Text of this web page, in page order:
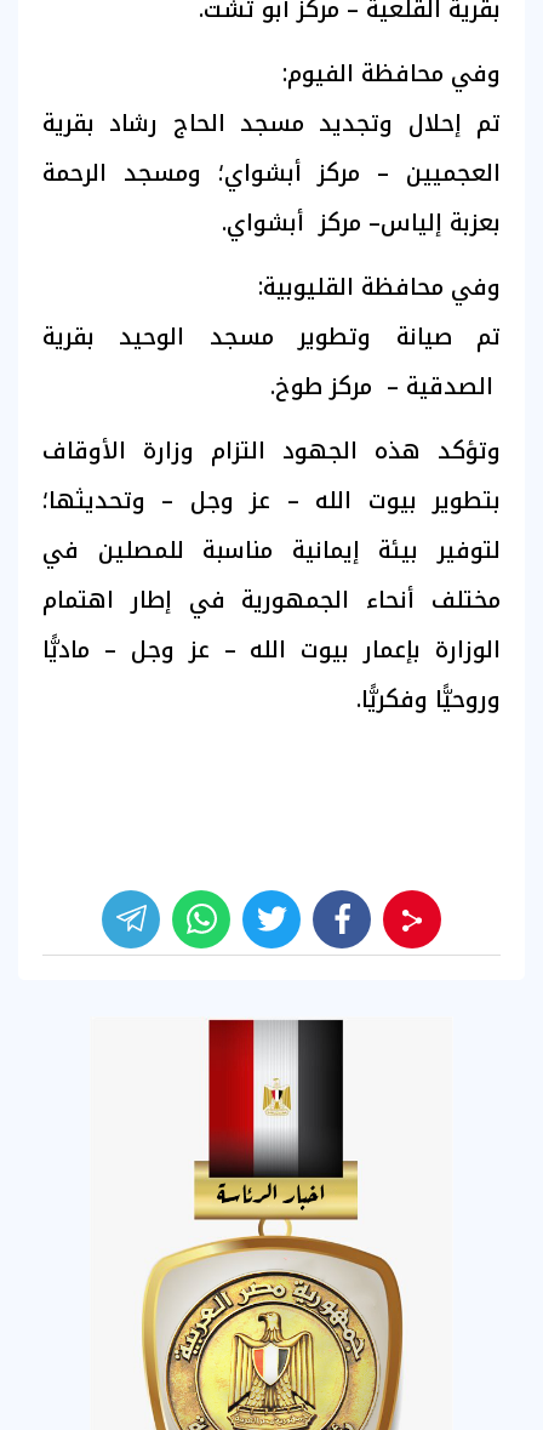
بقرية القلعية – مركز أبو تشت.
وفي محافظة الفيوم:
تم إحلال وتجديد مسجد الحاج رشاد بقرية
العجميين – مركز أبشواي؛ ومسجد الرحمة
بعزبة إلياس– مركز أبشواي.
وفي محافظة القليوبية:
تم صيانة وتطوير مسجد الوحيد بقرية
الصدقية – مركز طوخ.
وتؤكد هذه الجهود التزام وزارة الأوقاف
بتطوير بيوت الله – عز وجل – وتحديثها؛
لتوفير بيئة إيمانية مناسبة للمصلين في
مختلف أنحاء الجمهورية في إطار اهتمام
الوزارة بإعمار بيوت الله – عز وجل – ماديًّا
وروحيًّا وفكريًّا.